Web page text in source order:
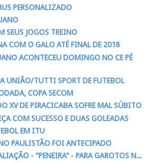
PERSONALIZADO
SEUS JOGOS TREINO
COM O GALO ATÉ FINAL DE 2018
ACONTECEU DOMINGO NO CE PÉ
UNIÃO/TUTTI SPORT DE FUTEBOL
COPA SECOM
XV DE PIRACICABA SOFRE MAL SÚBITO
COM SUCESSO E DUAS GOLEADAS
EM ITU
PAULISTÃO FOI ANTECIPADO
- "PENEIRA" - PARA GAROTOS N...